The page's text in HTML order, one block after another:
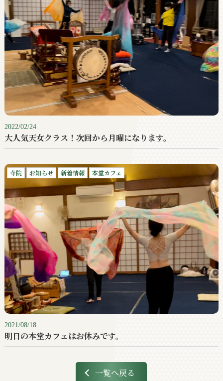
2022/02/24
大人気天女クラス！次回から月曜になります。
寺院 お知らせ 新着情報 本堂カフェ
2021/08/18
明日の本堂カフェはお休みです。
一覧へ戻る